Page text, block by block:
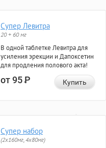
Супер Левитра
20 + 60 мг
В одной таблетке Левитра для
усиления эрекции и Дапоксетин
для продления полового акта!
от 95Р Купить
Супер набор
(2х160мг, 4х80мг)